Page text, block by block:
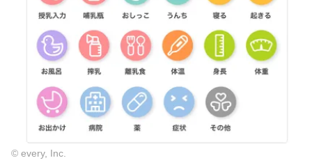
© every, Inc.